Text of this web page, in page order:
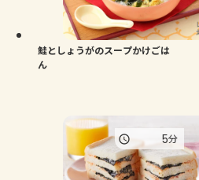
鮭としょうがのスープかけごは
ん
5分